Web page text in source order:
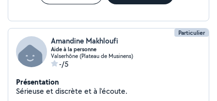
Particulier
Amandine Makhloufi
Aide à la personne
Valserhône (Plateau de Musinens)
-/5
Présentation
Sérieuse et discrète et à l'écoute.